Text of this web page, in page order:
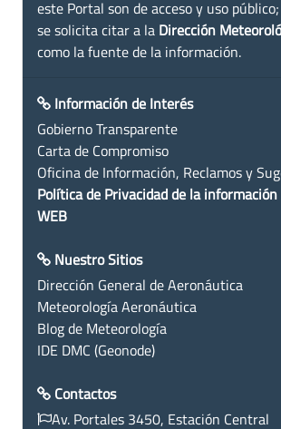
este Portal son de acceso y uso
se solicita citar a la Dirección
como la fuente de la información.
Información de Interés
Gobierno Transparente
Carta de Compromiso
Oficina de Información, Reclamos y
Política de Privacidad de la información
WEB
Nuestro Sitios
Dirección General de Aeronáutica
Meteorología Aeronáutica
Blog de Meteorología
IDE DMC (Geonode)
Contactos
Av. Portales 3450, Estación Central